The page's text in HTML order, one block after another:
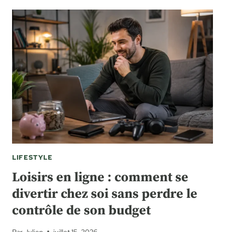
DÉTENTE
CHEZ
SOI
:
IDÉES
SIMPLES
POUR
DÉCONNECTER
APRÈS
UNE
LONGUE
JOURNÉE
LIFESTYLE
Loisirs en ligne : comment se
divertir chez soi sans perdre le
contrôle de son budget